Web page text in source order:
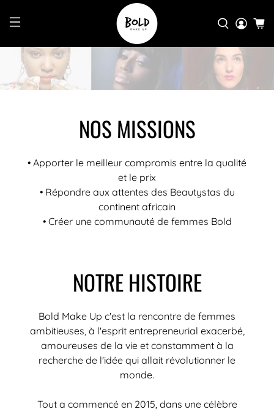
NOS MISSIONS
• Apporter le meilleur compromis entre la qualité
et le prix
• Répondre aux attentes des Beautystas du
continent africain
• Créer une communauté de femmes Bold
NOTRE HISTOIRE
Bold Make Up c'est la rencontre de femmes
ambitieuses, à l'esprit entrepreneurial exacerbé,
amoureuses de la vie et constamment à la
recherche de l'idée qui allait révolutionner le
monde.
Tout a commencé en 2015, dans une célèbre